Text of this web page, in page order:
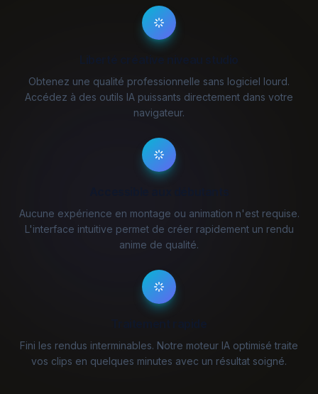
Liberté créative niveau studio
Obtenez une qualité professionnelle sans logiciel lourd.
Accédez à des outils IA puissants directement dans votre
navigateur.
Aucune expérience en montage ou animation n'est requise.
L'interface intuitive permet de créer rapidement un rendu
anime de qualité.
Fini les rendus interminables. Notre moteur IA optimisé traite
vos clips en quelques minutes avec un résultat soigné.